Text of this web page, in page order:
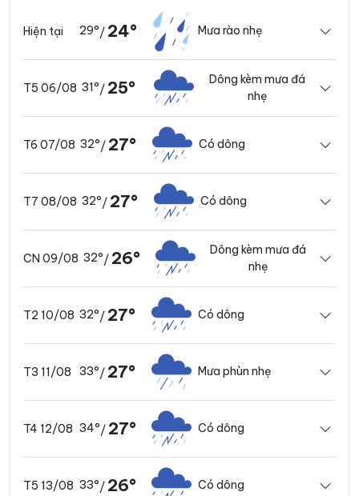
Hiện tại 29°/ 24° Mưa rào nhẹ
T5 06/08 31°/ 25°
Dông kèm mưa đá
nhẹ
T6 07/08 32°/ 27° Có dông
T7 08/08 32°/ 27° Có dông
CN 09/08 32°/ 26°
Dông kèm mưa đá
nhẹ
T2 10/08 32°/ 27° Có dông
T3 11/08 33°/ 27° Mưa phùn nhẹ
T4 12/08 34°/ 27° Có dông
T5 13/08 33°/ 26° Có dông